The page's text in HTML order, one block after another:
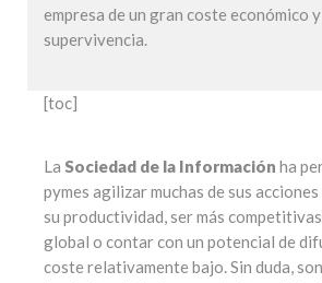
empresa de un gran coste económico
supervivencia.
[toc]
La Sociedad de la Información ha
pymes agilizar muchas de sus
su productividad, ser más
global o contar con un potencial de
coste relativamente bajo. Sin duda,